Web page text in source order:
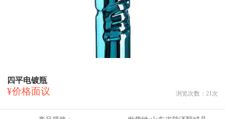
四平电镀瓶
¥价格面议 浏览次数： 21次